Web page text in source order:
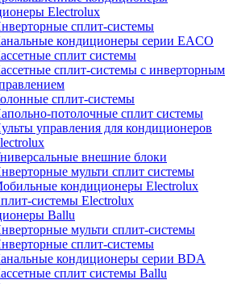
Electrolux
сплит-системы
кондиционеры серии EACO
сплит системы
сплит-системы с инверторным
сплит-системы
потолочные сплит системы
управления для кондиционеров
внешние блоки
мульти сплит системы
кондиционеры Electrolux
системы Electrolux
Ballu
мульти сплит-системы
сплит-системы
кондиционеры серии BDA
сплит системы Ballu